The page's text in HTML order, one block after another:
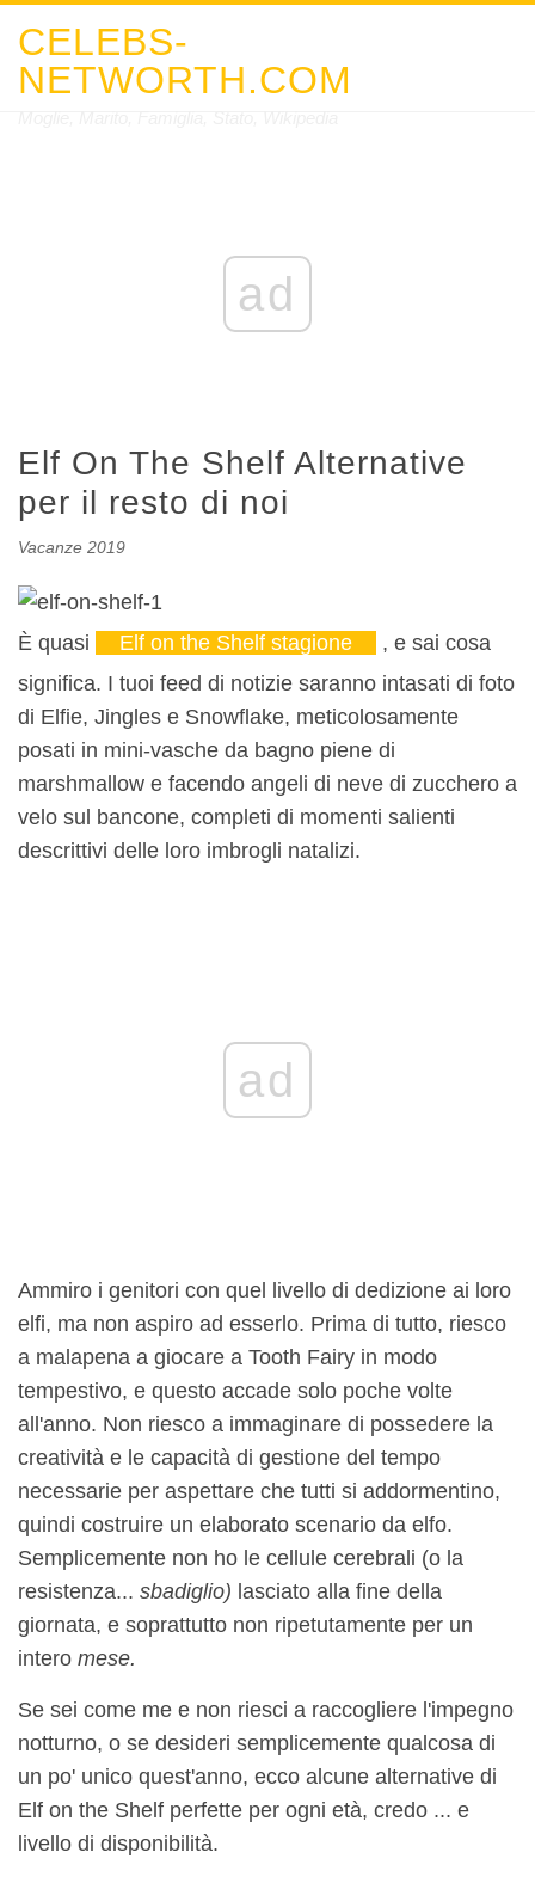
CELEBS-
NETWORTH.COM
ad
Elf On The Shelf Alternative
per il resto di noi
Vacanze 2019
È quasi Elf on the Shelf stagione
, e sai cosa
significa. I tuoi feed di notizie saranno intasati di foto
di Elfie, Jingles e Snowflake, meticolosamente
posati in mini-vasche da bagno piene di
marshmallow e facendo angeli di neve di zucchero a
velo sul bancone, completi di momenti salienti
descrittivi delle loro imbrogli natalizi.
ad
Ammiro i genitori con quel livello di dedizione ai loro
elfi, ma non aspiro ad esserlo. Prima di tutto, riesco
a malapena a giocare a Tooth Fairy in modo
tempestivo, e questo accade solo poche volte
all'anno. Non riesco a immaginare di possedere la
creatività e le capacità di gestione del tempo
necessarie per aspettare che tutti si addormentino,
quindi costruire un elaborato scenario da elfo.
Semplicemente non ho le cellule cerebrali (o la
resistenza... sbadiglio) lasciato alla fine della
giornata, e soprattutto non ripetutamente per un
intero mese.
Se sei come me e non riesci a raccogliere l'impegno
notturno, o se desideri semplicemente qualcosa di
un po' unico quest'anno, ecco alcune alternative di
Elf on the Shelf perfette per ogni età, credo ... e
livello di disponibilità.